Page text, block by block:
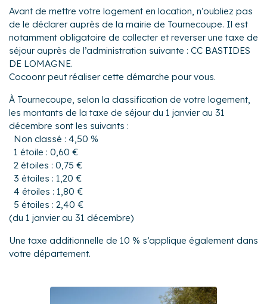
d'excellence pour votre bien.
-Entretenir vos extérieurs avec notre Artisan
Paysagiste Local. ( devis établis avec le p
prestataire, accord en amont avec le propriétaire. )
- Accès à notre carnet de professionnels pour
l'entretien de votre bien
- Proposer les services exclusifs de la conciergerie
aux locataires
Avant de mettre votre logement en location, n’oubliez pas
de le déclarer auprès de la mairie de Tournecoupe. Il est
notamment obligatoire de collecter et reverser une taxe de
séjour auprès de l’administration suivante : CC BASTIDES
DE LOMAGNE.
Cocoonr peut réaliser cette démarche pour vous.
À Tournecoupe, selon la classification de votre logement,
les montants de la taxe de séjour du 1 janvier au 31
décembre sont les suivants :
Non classé : 4,50 %
1 étoile : 0,60 €
2 étoiles : 0,75 €
3 étoiles : 1,20 €
4 étoiles : 1,80 €
5 étoiles : 2,40 €
(du 1 janvier au 31 décembre)
Une taxe additionnelle de 10 % s’applique également dans
votre département.